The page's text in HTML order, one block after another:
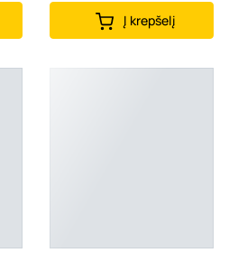
Į krepšelį